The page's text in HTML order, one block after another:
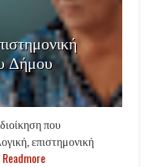
Δήμου
που
επιστημονική
Readmore